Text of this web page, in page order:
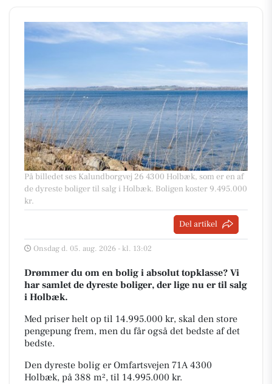
På billedet ses Kalundborgvej 26 4300 Holbæk, som er en af
de dyreste boliger til salg i Holbæk. Boligen koster 9.495.000
kr.
Del artikel
Onsdag d. 05. aug. 2026 - kl. 13:02
Drømmer du om en bolig i absolut topklasse? Vi
har samlet de dyreste boliger, der lige nu er til salg
i Holbæk.
Med priser helt op til 14.995.000 kr, skal den store
pengepung frem, men du får også det bedste af det
bedste.
Den dyreste bolig er Omfartsvejen 71A 4300
Holbæk, på 388 m², til 14.995.000 kr.